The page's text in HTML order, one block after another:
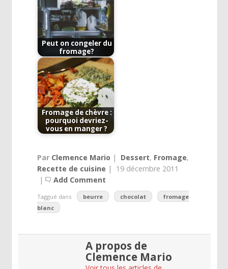
Peut on congeler du
fromage?
Fromage de chèvre :
pourquoi devriez-
vous en manger ?
Par Clemence Mario | Dessert, Fromage,
Recette de cuisine | 19 décembre 2011
|
Add Comment
Taggué dans beurre chocolat
fromage
blanc
A propos de
Clemence Mario